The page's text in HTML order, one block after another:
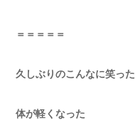
＝＝＝＝＝
久しぶりのこんなに笑った
体が軽くなった